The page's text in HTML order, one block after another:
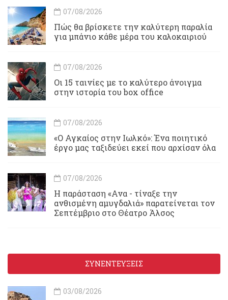
07/08/2026
Πώς θα βρίσκετε την καλύτερη παραλία
για μπάνιο κάθε μέρα του καλοκαιριού
07/08/2026
Οι 15 ταινίες με το καλύτερο άνοιγμα
στην ιστορία του box office
07/08/2026
«Ο Αγκαίος στην Ιωλκό»: Ένα ποιητικό
έργο μας ταξιδεύει εκεί που αρχίσαν όλα
07/08/2026
Η παράσταση «Ανα - τίναξε την
ανθισμένη αμυγδαλιά» παρατείνεται τον
Σεπτέμβριο στο Θέατρο Άλσος
ΣΥΝΕΝΤΕΥΞΕΙΣ
03/08/2026